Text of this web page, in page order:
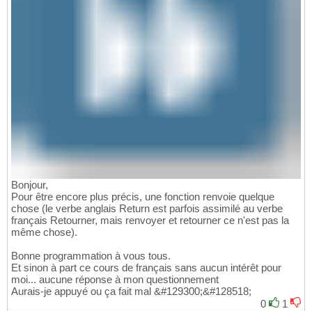
Bonjour,
Pour être encore plus précis, une fonction renvoie quelque
chose (le verbe anglais Return est parfois assimilé au verbe
français Retourner, mais renvoyer et retourner ce n'est pas la
même chose).
Bonne programmation à vous tous.
Et sinon à part ce cours de français sans aucun intérêt pour
moi... aucune réponse à mon questionnement
Aurais-je appuyé ou ça fait mal &#129300;&#128518;
0
1